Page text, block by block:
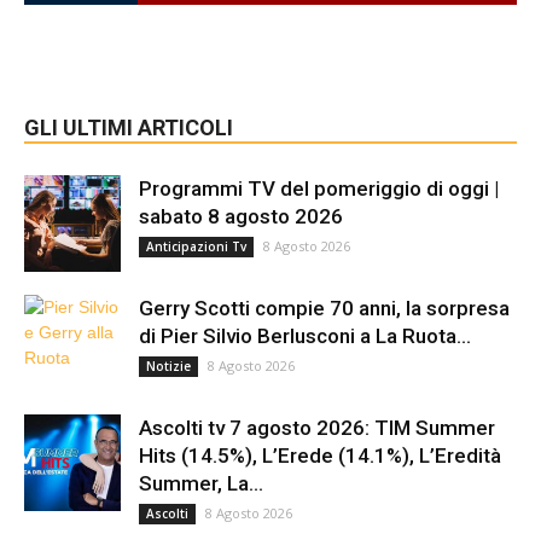
GLI ULTIMI ARTICOLI
Programmi TV del pomeriggio di oggi |
sabato 8 agosto 2026
Anticipazioni Tv 8 Agosto 2026
Gerry Scotti compie 70 anni, la sorpresa
di Pier Silvio Berlusconi a La Ruota...
Notizie 8 Agosto 2026
Ascolti tv 7 agosto 2026: TIM Summer
Hits (14.5%), L’Erede (14.1%), L’Eredità
Summer, La...
Ascolti 8 Agosto 2026